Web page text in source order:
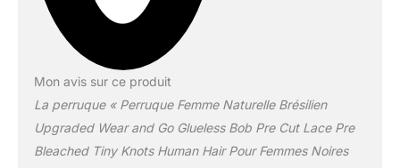
Designed Unnatural Wig.
✌【High Quality Bob Wig
Realistic Length, Full Hair,
Enough Hair Volume to
Make This Wig Thick
Mon avis sur ce produit
La perruque « Perruque Femme Naturelle Brésilien
Upgraded Wear and Go Glueless Bob Pre Cut Lace Pre
Bleached Tiny Knots Human Hair Pour Femmes Noires